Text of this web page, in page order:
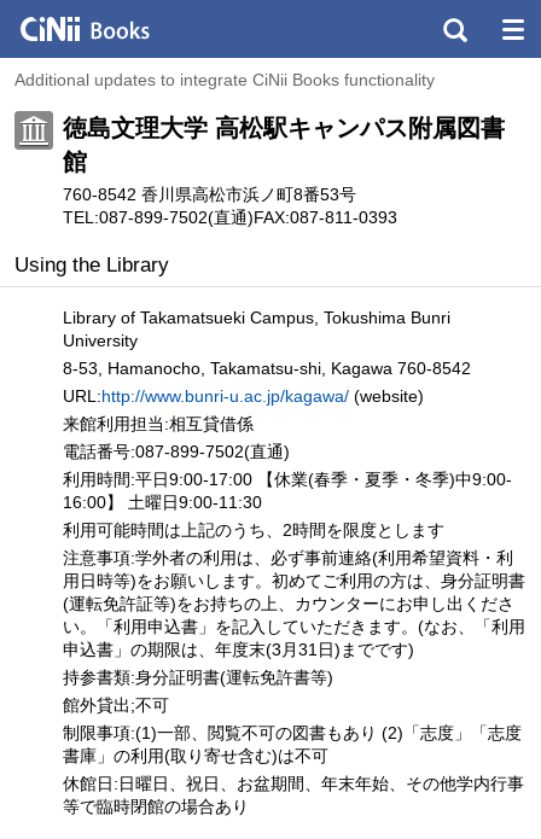
Additional updates to integrate CiNii Books functionality
徳島文理大学 高松駅キャンパス附属図書
館
760-8542 香川県高松市浜ノ町8番53号
TEL:087-899-7502(直通)FAX:087-811-0393
Using the Library
Library of Takamatsueki Campus, Tokushima Bunri
University
8-53, Hamanocho, Takamatsu-shi, Kagawa 760-8542
URL:http://www.bunri-u.ac.jp/kagawa/ (website)
来館利用担当:相互貸借係
電話番号:087-899-7502(直通)
利用時間:平日9:00-17:00 【休業(春季・夏季・冬季)中9:00-
16:00】 土曜日9:00-11:30
利用可能時間は上記のうち、2時間を限度とします
注意事項:学外者の利用は、必ず事前連絡(利用希望資料・利
用日時等)をお願いします。初めてご利用の方は、身分証明書
(運転免許証等)をお持ちの上、カウンターにお申し出くださ
い。「利用申込書」を記入していただきます。(なお、「利用
申込書」の期限は、年度末(3月31日)までです)
持参書類:身分証明書(運転免許書等)
館外貸出;不可
制限事項:(1)一部、閲覧不可の図書もあり (2)「志度」「志度
書庫」の利用(取り寄せ含む)は不可
休館日:日曜日、祝日、お盆期間、年末年始、その他学内行事
等で臨時閉館の場合あり